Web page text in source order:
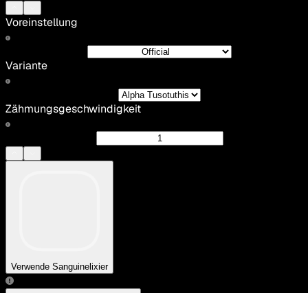
Voreinstellung
Variante
Zähmungsgeschwindigkeit
Verwende Sanguinelixier